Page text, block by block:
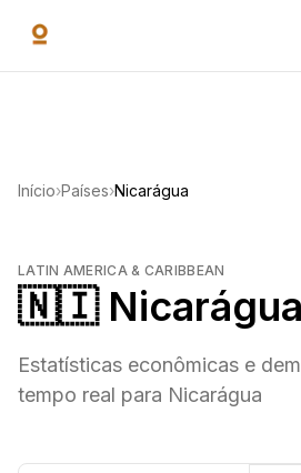
Início›Países›Nicarágua
LATIN AMERICA & CARIBBEAN
🇳🇮 Nicarágua
Estatísticas econômicas e
tempo real para Nicarágua